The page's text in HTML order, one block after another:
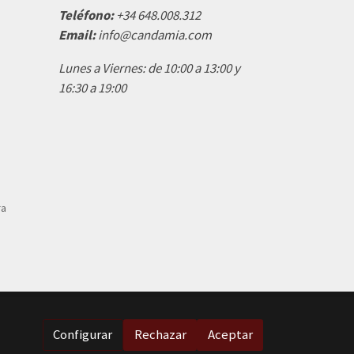
Teléfono:+34 648.008.312
Email:info@candamia.com
Lunes a Viernes: de 10:00 a 13:00 y
16:30 a 19:00
Configurar Rechazar Aceptar